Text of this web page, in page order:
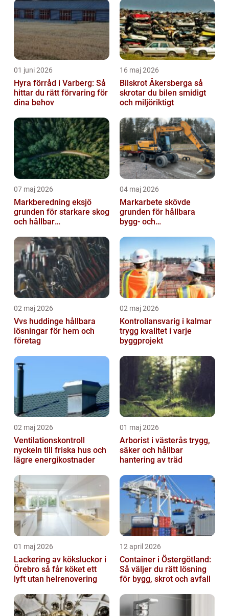
01 juni 2026
Hyra förråd i Varberg: Så
hittar du rätt förvaring för
dina behov
16 maj 2026
Bilskrot Åkersberga så
skrotar du bilen smidigt
och miljöriktigt
07 maj 2026
Markberedning eksjö
grunden för starkare skog
och hållbar
04 maj 2026
Markarbete skövde
grunden för hållbara
bygg- och
02 maj 2026
Vvs huddinge hållbara
lösningar för hem och
företag
02 maj 2026
Kontrollansvarig i kalmar
trygg kvalitet i varje
byggprojekt
02 maj 2026
Ventilationskontroll
nyckeln till friska hus och
lägre energikostnader
01 maj 2026
Arborist i västerås trygg,
säker och hållbar
hantering av träd
01 maj 2026
Lackering av köksluckor i
Örebro så får köket ett
lyft utan helrenovering
12 april 2026
Container i Östergötland:
Så väljer du rätt lösning
för bygg, skrot och avfall